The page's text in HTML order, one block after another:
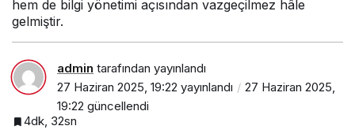
hem de bilgi yönetimi açısından vazgeçilmez hâle
gelmiştir.
admin tarafından yayınlandı
27 Haziran 2025, 19:22 yayınlandı
27 Haziran 2025,
19:22 güncellendi
4dk, 32sn